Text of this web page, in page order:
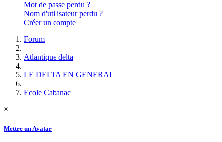
Mot de passe perdu ?
Nom d'utilisateur perdu ?
Créer un compte
Forum
Atlantique delta
LE DELTA EN GENERAL
Ecole Cabanac
×
Mettre un Avatar